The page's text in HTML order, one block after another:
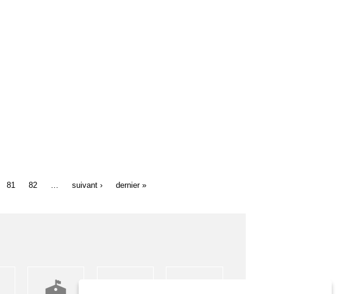
81 82 suivant › dernier »